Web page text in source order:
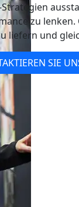
Strategien
zu
liefern und
SIE